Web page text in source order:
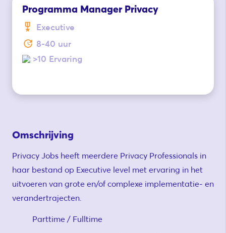
Programma Manager Privacy
Executive
8-40 uur
>10 Ervaring
Omschrijving
Privacy Jobs heeft meerdere Privacy Professionals in
haar bestand op Executive level met ervaring in het
uitvoeren van grote en/of complexe implementatie- en
verandertrajecten.
Parttime / Fulltime